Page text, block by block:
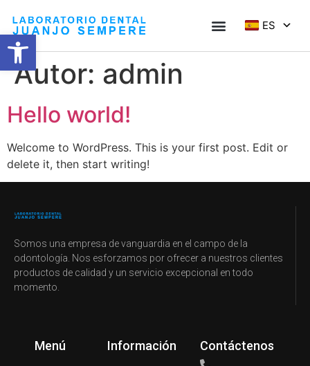
Abrir barra de herramientas
ES
Autor: admin
Hello world!
Welcome to WordPress. This is your first post. Edit or
delete it, then start writing!
Somos una empresa de vanguardia en el campo de la
odontología. Nos esforzamos por ofrecer a nuestros clientes
productos de calidad y un servicio excepcional en todo
momento.
Menú Información Contáctenos